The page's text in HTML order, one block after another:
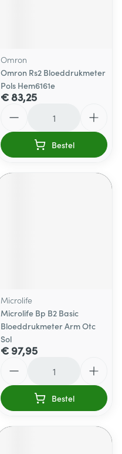
Omron
Omron Rs2 Bloeddrukmeter
Pols Hem6161e
€ 83,25
Bestel
Microlife
Microlife Bp B2 Basic
Bloeddrukmeter Arm Otc
Sol
€ 97,95
Bestel